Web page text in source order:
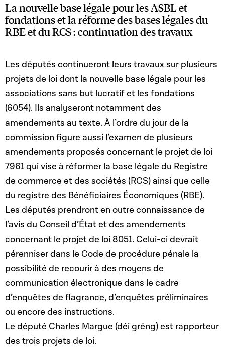
La nouvelle base légale pour les ASBL et
fondations et la réforme des bases légales du
RBE et du RCS : continuation des travaux
Les députés continueront leurs travaux sur plusieurs
projets de loi dont la nouvelle base légale pour les
associations sans but lucratif et les fondations
(6054). Ils analyseront notamment des
amendements au texte. À l’ordre du jour de la
commission figure aussi l’examen de plusieurs
amendements proposés concernant le projet de loi
7961 qui vise à réformer la base légale du Registre
de commerce et des sociétés (RCS) ainsi que celle
du registre des Bénéficiaires Économiques (RBE).
Les députés prendront en outre connaissance de
l’avis du Conseil d’État et des amendements
concernant le projet de loi 8051. Celui-ci devrait
pérenniser dans le Code de procédure pénale la
possibilité de recourir à des moyens de
communication électronique dans le cadre
d’enquêtes de flagrance, d’enquêtes préliminaires
ou encore des instructions.
Le député Charles Margue (déi gréng) est rapporteur
des trois projets de loi.